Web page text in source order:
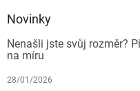
Novinky
Nenašli jste svůj rozměr?
na míru
28/01/2026